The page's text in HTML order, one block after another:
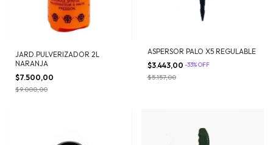
JARD.PULVERIZADOR 2L
NARANJA
$7.500,00
$9.000,00
ASPERSOR PALO X5 REGULABLE
$3.443,00 -33%OFF
$5.157,00